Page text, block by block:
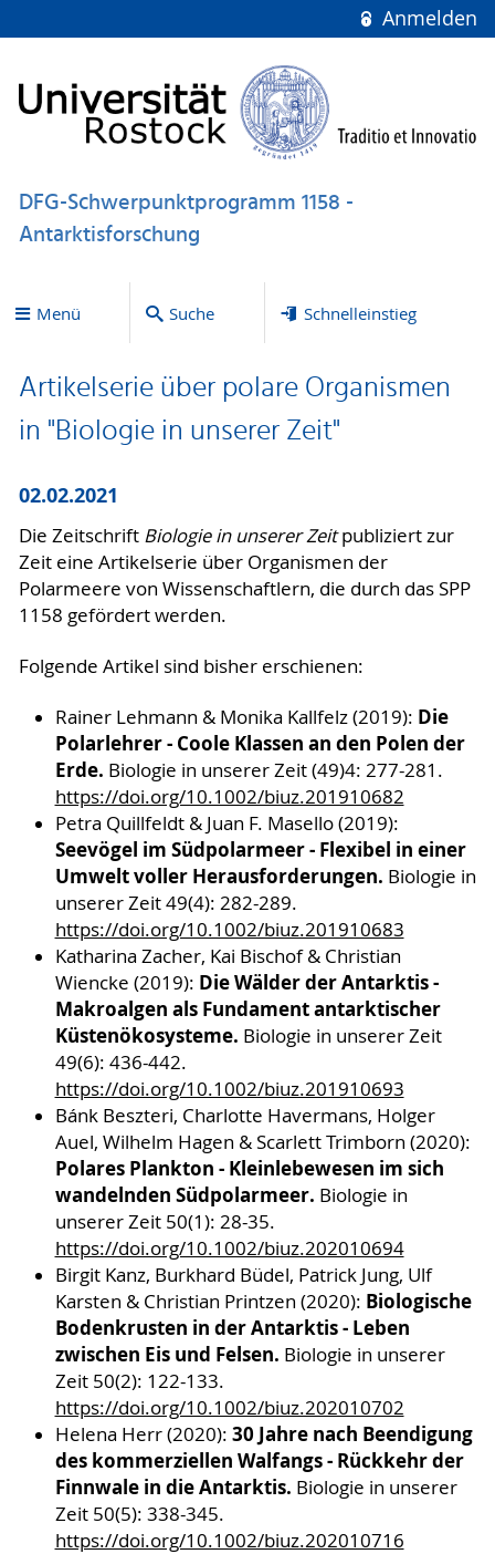
Anmelden
DFG-Schwerpunktprogramm 1158 -
Antarktisforschung
Menü Suche Schnelleinstieg
Artikelserie über polare Organismen
in "Biologie in unserer Zeit"
02.02.2021
Die Zeitschrift Biologie in unserer Zeitpubliziert zur
Zeit eine Artikelserie über Organismen der
Polarmeere von Wissenschaftlern, die durch das SPP
1158 gefördert werden.
Folgende Artikel sind bisher erschienen:
Rainer Lehmann & Monika Kallfelz (2019): Die
Polarlehrer - Coole Klassen an den Polen der
Erde. Biologie in unserer Zeit (49)4: 277-281.
https://doi.org/10.1002/biuz.201910682
Petra Quillfeldt & Juan F. Masello (2019):
Seevögel im Südpolarmeer - Flexibel in einer
Umwelt voller Herausforderungen. Biologie in
unserer Zeit 49(4): 282-289.
https://doi.org/10.1002/biuz.201910683
Katharina Zacher, Kai Bischof & Christian
Wiencke (2019): Die Wälder der Antarktis -
Makroalgen als Fundament antarktischer
Küstenökosysteme. Biologie in unserer Zeit
49(6): 436-442.
https://doi.org/10.1002/biuz.201910693
Bánk Beszteri, Charlotte Havermans, Holger
Auel, Wilhelm Hagen & Scarlett Trimborn (2020):
Polares Plankton - Kleinlebewesen im sich
wandelnden Südpolarmeer. Biologie in
unserer Zeit 50(1): 28-35.
https://doi.org/10.1002/biuz.202010694
Birgit Kanz, Burkhard Büdel, Patrick Jung, Ulf
Karsten & Christian Printzen (2020): Biologische
Bodenkrusten in der Antarktis - Leben
zwischen Eis und Felsen. Biologie in unserer
Zeit 50(2): 122-133.
https://doi.org/10.1002/biuz.202010702
Helena Herr (2020): 30 Jahre nach Beendigung
des kommerziellen Walfangs - Rückkehr der
Finnwale in die Antarktis. Biologie in unserer
Zeit 50(5): 338-345.
https://doi.org/10.1002/biuz.202010716